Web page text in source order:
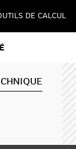
DE CALCUL